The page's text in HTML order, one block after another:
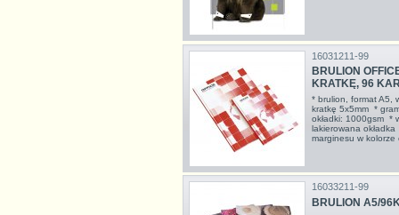
16031211-99
BRULION
KRATKĘ, 96
* brulion, format A5,
kratkę 5x5mm *
okładki: 1000gsm *
lakierowana
marginesu w
16033211-99
BRULION A5/